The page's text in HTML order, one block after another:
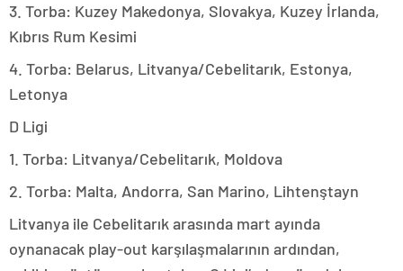
3. Torba: Kuzey Makedonya, Slovakya, Kuzey İrlanda,
Kıbrıs Rum Kesimi
4. Torba: Belarus, Litvanya/Cebelitarık, Estonya,
Letonya
D Ligi
1. Torba: Litvanya/Cebelitarık, Moldova
2. Torba: Malta, Andorra, San Marino, Lihtenştayn
Litvanya ile Cebelitarık arasında mart ayında
oynanacak play-out karşılaşmalarının ardından,